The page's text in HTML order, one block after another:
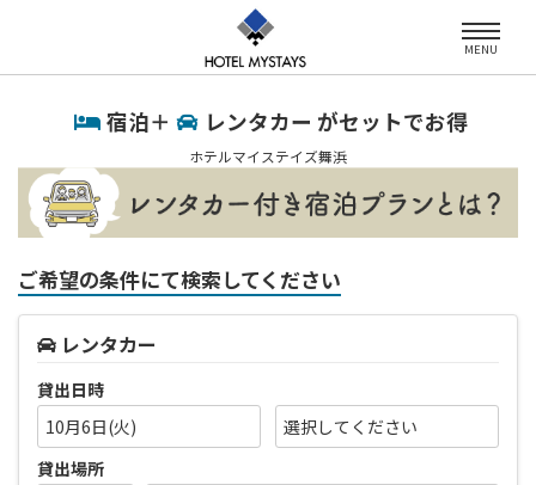
MENU
宿泊＋ レンタカー がセットでお得
ホテルマイステイズ舞浜
ご希望の条件にて検索してください
レンタカー
貸出日時
10月6日(火)
貸出場所